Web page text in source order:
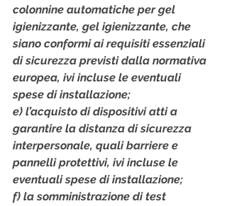
colonnine automatiche per gel
igienizzante, gel igienizzante, che
siano conformi ai requisiti essenziali
di sicurezza previsti dalla normativa
europea, ivi incluse le eventuali
spese di installazione;
e) l’acquisto di dispositivi atti a
garantire la distanza di sicurezza
interpersonale, quali barriere e
pannelli protettivi, ivi incluse le
eventuali spese di installazione;
f) la somministrazione di test